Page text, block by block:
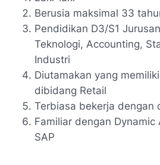
Berusia maksimal 33
Pendidikan D3/S1
Teknologi, Accounting,
Industri
Diutamakan yang
dibidang Retail
Terbiasa bekerja dengan
Familiar dengan Dynamic
SAP